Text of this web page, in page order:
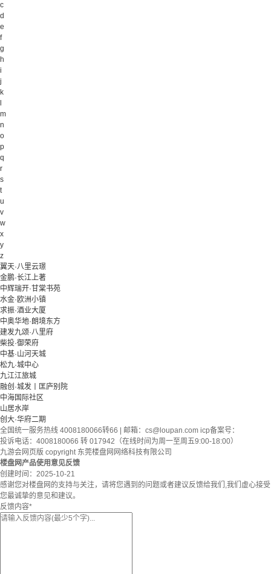
c
d
e
f
g
h
i
j
k
m
n
o
p
q
r
s
t
u
v
w
x
y
z
翼天·八里云璟
金鹏·长江上著
中辉瑞开·甘棠书苑
水金·欧洲小镇
求振·酒业大厦
中奥华地·朗境东方
建发九颂·八里府
柴投·御荣府
中基·山河天城
松九·城中心
九江江旅城
融创·城发丨匡庐别院
中海国际社区
山居水岸
创大·华府二期
全国统一服务热线 4008180066转66 | 邮箱： cs@loupan.com icp备案号：
投诉电话：4008180066 转 017942（在线时间为周一至周五9:00-18:00）
九游会网页版 copyright 东莞楼盘网网络科技有限公司
楼盘网产品使用意见反馈
创建时间： 2025-10-21
感谢您对楼盘网的支持与关注，请将您遇到的问题或者建议反馈给我们,我们虚心接受
您最诚挚的意见和建议。
反馈内容*